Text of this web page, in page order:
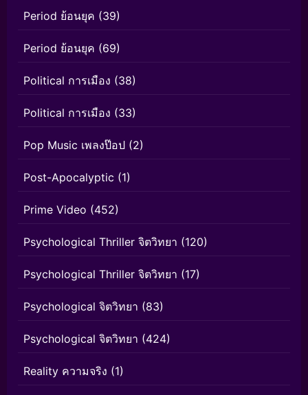
Period ย้อนยุค (39)
Period ย้อนยุค (69)
Political การเมือง (38)
Political การเมือง (33)
Pop Music เพลงป๊อป (2)
Post-Apocalyptic (1)
Prime Video (452)
Psychological Thriller จิตวิทยา (120)
Psychological Thriller จิตวิทยา (17)
Psychological จิตวิทยา (83)
Psychological จิตวิทยา (424)
Reality ความจริง (1)